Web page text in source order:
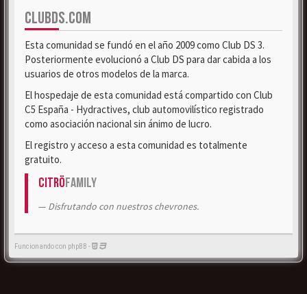
CLUBDS.COM
Esta comunidad se fundó en el año 2009 como Club DS 3.
Posteriormente evolucionó a Club DS para dar cabida a los
usuarios de otros modelos de la marca.
El hospedaje de esta comunidad está compartido con Club
C5 España - Hydractives, club automovilístico registrado
como asociación nacional sin ánimo de lucro.
El registro y acceso a esta comunidad es totalmente
gratuito.
CitröFamily
Disfrutando con nuestros chevrones.
Funcionando con phpBB -